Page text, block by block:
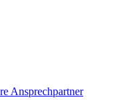
Ansprechpartner